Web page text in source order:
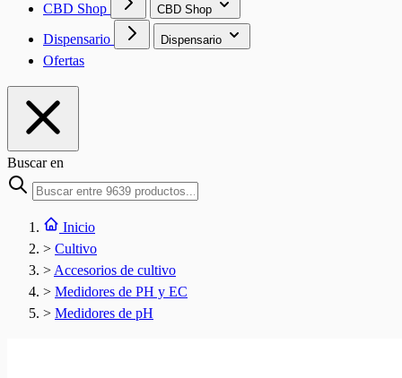
CBD Shop CBD Shop
Dispensario Dispensario
Ofertas
Buscar en
Inicio
> Cultivo
> Accesorios de cultivo
> Medidores de PH y EC
> Medidores de pH